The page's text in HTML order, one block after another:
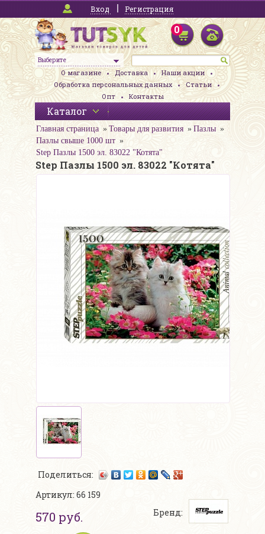
Вход Регистрация
Выберите
0
О магазине Доставка
Наши акции
Обработка персональных данных
Статьи
Опт
Контакты
Каталог
Главная страница Товары для развития
Пазлы
Пазлы свыше 1000 шт
Step Пазлы 1500 эл. 83022 "Котята"
Step Пазлы 1500 эл. 83022 "Котята"
Поделиться:
Артикул: 66 159
570 руб. Бренд: